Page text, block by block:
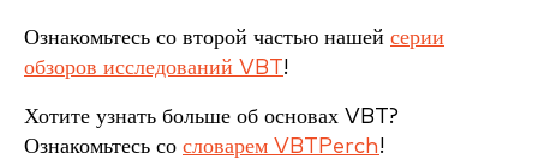
Ознакомьтесь со второй частью нашей серии
обзоров исследований VBT!
Хотите узнать больше об основах VBT?
Ознакомьтесь со словарем VBTPerch!